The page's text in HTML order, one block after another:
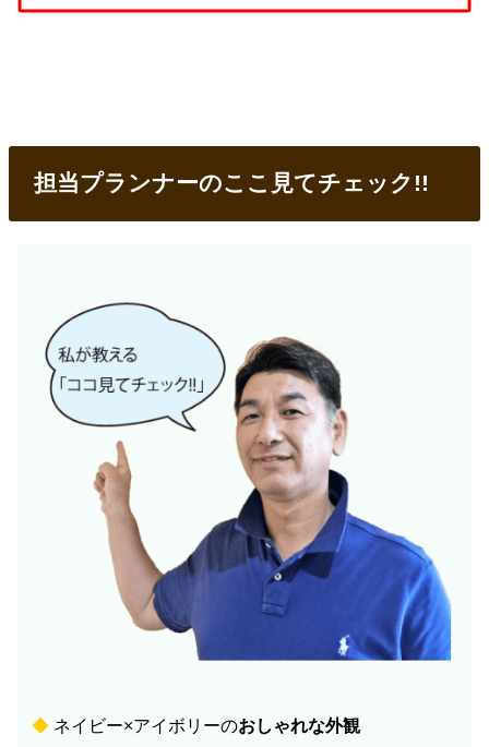
担当プランナーのここ見てチェック!!
◆ ネイビー×アイボリーのおしゃれな外観